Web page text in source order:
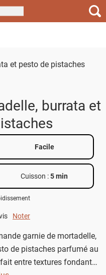
burrata et
Facile
Cuisson :5 min
of 5.Noter
garnie de mortadelle,
de pistaches parfumé au
entre textures fondantes